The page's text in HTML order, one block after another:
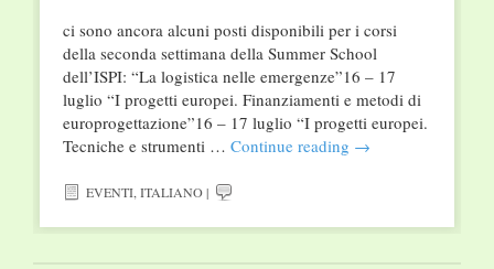
ci sono ancora alcuni posti disponibili per i corsi
della seconda settimana della Summer School
dell’ISPI: “La logistica nelle emergenze”16 – 17
luglio “I progetti europei. Finanziamenti e metodi di
europrogettazione”16 – 17 luglio “I progetti europei.
Tecniche e strumenti … Continue reading →
EVENTI,ITALIANO|